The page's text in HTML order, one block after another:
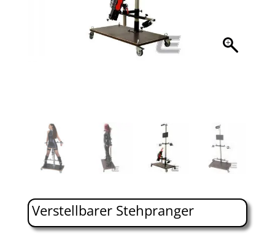
Verstellbarer Stehpranger